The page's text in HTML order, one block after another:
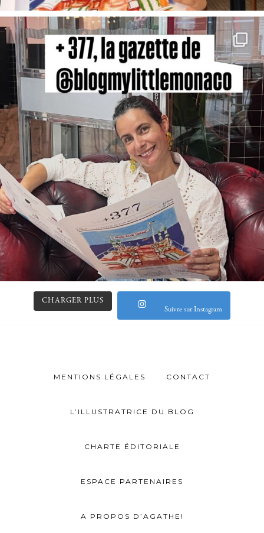
CHARGER PLUS
Suivre sur Instagram
MENTIONS LÉGALES CONTACT
L’ILLUSTRATRICE DU BLOG
CHARTE ÉDITORIALE
ESPACE PARTENAIRES
A PROPOS D’AGATHE!